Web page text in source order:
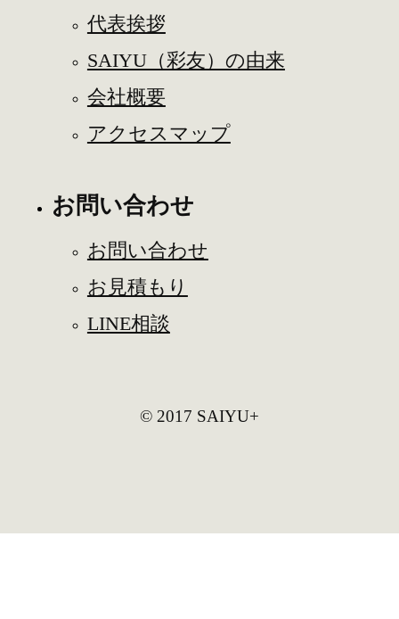
代表挨拶
SAIYU（彩友）の由来
会社概要
アクセスマップ
お問い合わせ
お問い合わせ
お見積もり
LINE相談
© 2017 SAIYU+